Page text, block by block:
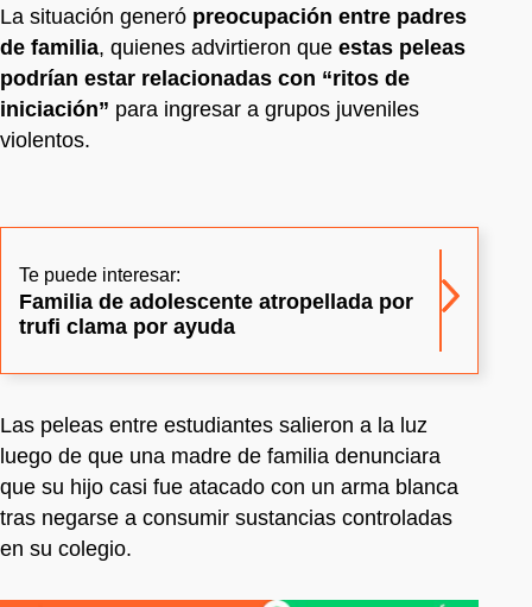
La situación generó preocupación entre padres
de familia, quienes advirtieron que estas peleas
podrían estar relacionadas con “ritos de
iniciación” para ingresar a grupos juveniles
violentos.
Te puede interesar:
Familia de adolescente atropellada por
trufi clama por ayuda
Las peleas entre estudiantes salieron a la luz
luego de que una madre de familia denunciara
que su hijo casi fue atacado con un arma blanca
tras negarse a consumir sustancias controladas
en su colegio.